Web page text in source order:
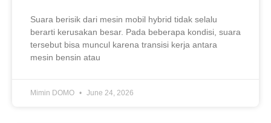
Suara berisik dari mesin mobil hybrid tidak selalu
berarti kerusakan besar. Pada beberapa kondisi, suara
tersebut bisa muncul karena transisi kerja antara
mesin bensin atau
Mimin DOMO June 24, 2026